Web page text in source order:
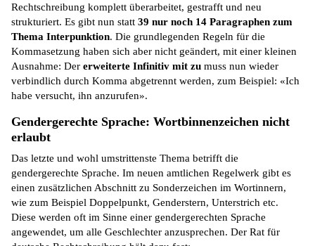
Rechtschreibung komplett überarbeitet, gestrafft und neu
strukturiert. Es gibt nun statt39 nur noch 14 Paragraphen zum
Thema Interpunktion. Die grundlegenden Regeln für die
Kommasetzung haben sich aber nicht geändert, mit einer kleinen
Ausnahme: Dererweiterte Infinitiv mit zu muss nun wieder
verbindlich durch Komma abgetrennt werden, zum Beispiel: «Ich
habe versucht, ihn anzurufen».
Gendergerechte Sprache: Wortbinnenzeichen nicht
erlaubt
Das letzte und wohl umstrittenste Thema betrifft die
gendergerechte Sprache. Im neuen amtlichen Regelwerk gibt es
einen zusätzlichen Abschnitt zu Sonderzeichen im Wortinnern,
wie zum Beispiel Doppelpunkt, Genderstern, Unterstrich etc.
Diese werden oft im Sinne einer gendergerechten Sprache
angewendet, um alle Geschlechter anzusprechen. Der Rat für